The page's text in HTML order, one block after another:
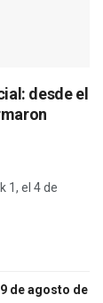
desde el
1, el 4 de
de agosto de